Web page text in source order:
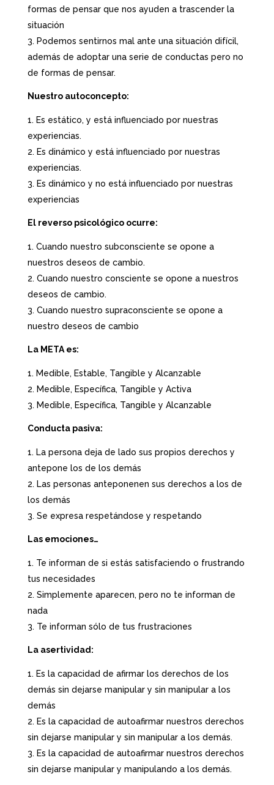
formas de pensar que nos ayuden a trascender la
situación
Podemos sentirnos mal ante una situación difícil,
además de adoptar una serie de conductas pero no
de formas de pensar.
Nuestro autoconcepto:
Es estático, y está influenciado por nuestras
experiencias.
Es dinámico y está influenciado por nuestras
experiencias.
Es dinámico y no está influenciado por nuestras
experiencias
El reverso psicológico ocurre:
Cuando nuestro subconsciente se opone a
nuestros deseos de cambio.
Cuando nuestro consciente se opone a nuestros
deseos de cambio.
Cuando nuestro supraconsciente se opone a
nuestro deseos de cambio
La META es:
Medible, Estable, Tangible y Alcanzable
Medible, Específica, Tangible y Activa
Medible, Específica, Tangible y Alcanzable
Conducta pasiva:
La persona deja de lado sus propios derechos y
antepone los de los demás
Las personas anteponenen sus derechos a los de
los demás
Se expresa respetándose y respetando
Las emociones…
Te informan de si estás satisfaciendo o frustrando
tus necesidades
Simplemente aparecen, pero no te informan de
nada
Te informan sólo de tus frustraciones
La asertividad:
Es la capacidad de afirmar los derechos de los
demás sin dejarse manipular y sin manipular a los
demás
Es la capacidad de autoafirmar nuestros derechos
sin dejarse manipular y sin manipular a los demás.
Es la capacidad de autoafirmar nuestros derechos
sin dejarse manipular y manipulando a los demás.